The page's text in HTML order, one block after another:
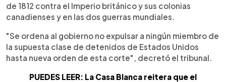
de 1812 contra el Imperio británico y sus colonias
canadienses y en las dos guerras mundiales.
"Se ordena al gobierno no expulsar a ningún miembro de
la supuesta clase de detenidos de Estados Unidos
hasta nueva orden de esta corte", decretó el tribunal.
PUEDES LEER: La Casa Blanca reitera que el